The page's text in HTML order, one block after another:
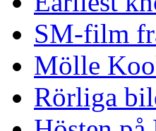
SM-film
Mölle
Rörliga